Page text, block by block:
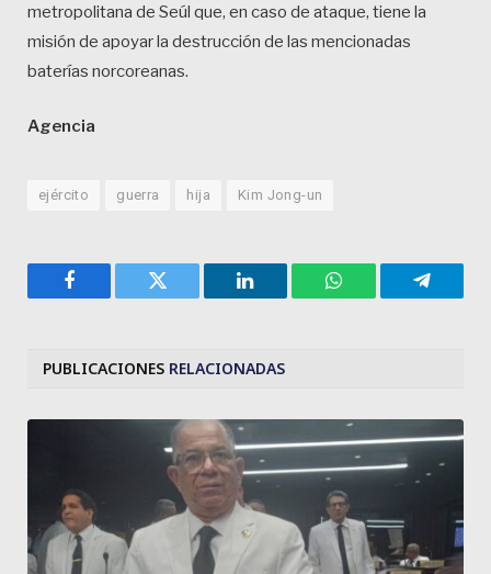
metropolitana de Seúl que, en caso de ataque, tiene la
misión de apoyar la destrucción de las mencionadas
baterías norcoreanas.
Agencia
ejército guerra hija Kim Jong-un
Facebook Twitter LinkedIn WhatsApp
PUBLICACIONES RELACIONADAS